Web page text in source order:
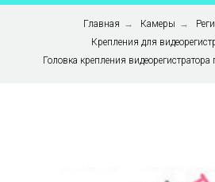
Главная → Камеры →
Крепления для
Головка крепления